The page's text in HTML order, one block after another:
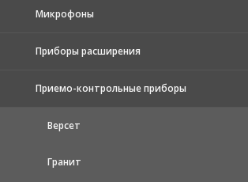
Микрофоны
Приборы расширения
Приемо-контрольные приборы
Версет
Гранит